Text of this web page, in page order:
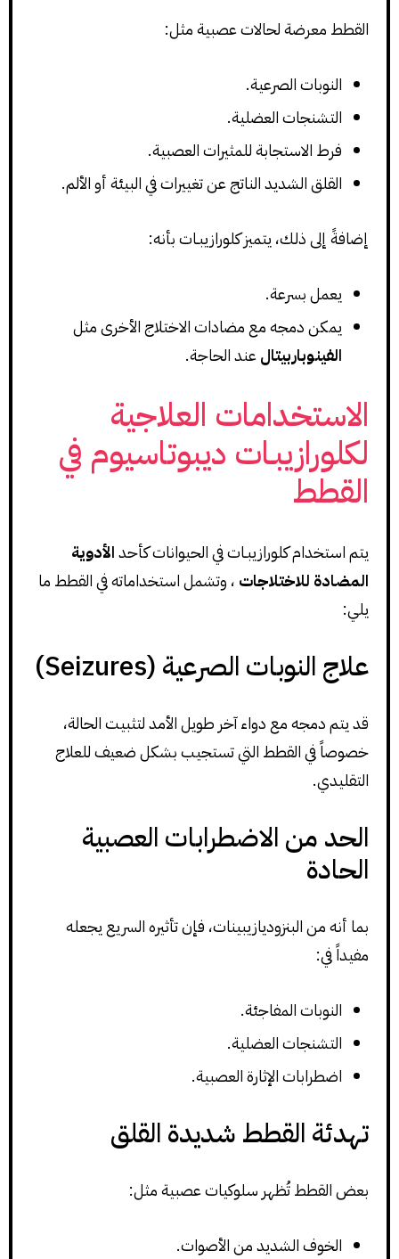
القطط معرضة لحالات عصبية مثل:
النوبات الصرعية.
التشنجات العضلية.
فرط الاستجابة للمثيرات العصبية.
القلق الشديد الناتج عن تغييرات في البيئة أو الألم.
إضافةً إلى ذلك، يتميز كلورازيبـات بأنه:
يعمل بسرعة.
يمكن دمجه مع مضادات الاختلاج الأخرى مثل
الفينوباربيتالعند الحاجة.
الاستخدامات العلاجية
لكلورازيبـات ديبوتاسيوم في
القطط
يتم استخدام كلورازيبـات في الحيوانات كأحدالأدوية
المضادة للاختلاجات ، وتشمل استخداماته في القطط ما
يلي:
علاج النوبات الصرعية (Seizures)
قد يتم دمجه مع دواء آخر طويل الأمد لتثبيت الحالة،
خصوصاً في القطط التي تستجيب بشكل ضعيف للعلاج
التقليدي.
الحد من الاضطرابات العصبية
الحادة
بما أنه من البنزوديازيبينات، فإن تأثيره السريع يجعله
مفيداً في:
النوبات المفاجئة.
التشنجات العضلية.
اضطرابات الإثارة العصبية.
تهدئة القطط شديدة القلق
بعض القطط تُظهر سلوكيات عصبية مثل:
الخوف الشديد من الأصوات.